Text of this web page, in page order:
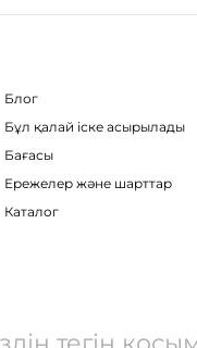
Блог
Бұл қалай іске асырылады
Бағасы
Ережелер және шарттар
Каталог